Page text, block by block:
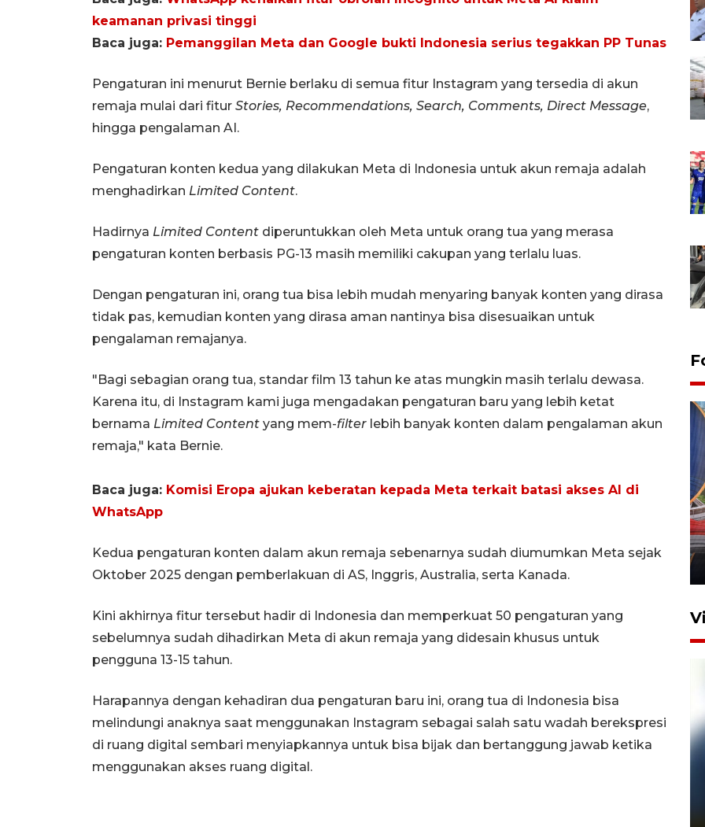
keamanan privasi tinggi
Baca juga: Pemanggilan Meta dan Google bukti Indonesia serius tegakkan PP Tunas
Pengaturan ini menurut Bernie berlaku di semua fitur Instagram yang tersedia di akun
remaja mulai dari fitur Stories, Recommendations, Search, Comments, Direct Message,
hingga pengalaman AI.
Pengaturan konten kedua yang dilakukan Meta di Indonesia untuk akun remaja adalah
menghadirkan Limited Content.
Hadirnya Limited Content diperuntukkan oleh Meta untuk orang tua yang merasa
pengaturan konten berbasis PG-13 masih memiliki cakupan yang terlalu luas.
Dengan pengaturan ini, orang tua bisa lebih mudah menyaring banyak konten yang dirasa
tidak pas, kemudian konten yang dirasa aman nantinya bisa disesuaikan untuk
pengalaman remajanya.
"Bagi sebagian orang tua, standar film 13 tahun ke atas mungkin masih terlalu dewasa.
Karena itu, di Instagram kami juga mengadakan pengaturan baru yang lebih ketat
bernama Limited Content yang mem-filter lebih banyak konten dalam pengalaman akun
remaja," kata Bernie.
Baca juga: Komisi Eropa ajukan keberatan kepada Meta terkait batasi akses AI di
WhatsApp
Kedua pengaturan konten dalam akun remaja sebenarnya sudah diumumkan Meta sejak
Oktober 2025 dengan pemberlakuan di AS, Inggris, Australia, serta Kanada.
Kini akhirnya fitur tersebut hadir di Indonesia dan memperkuat 50 pengaturan yang
sebelumnya sudah dihadirkan Meta di akun remaja yang didesain khusus untuk
pengguna 13-15 tahun.
Harapannya dengan kehadiran dua pengaturan baru ini, orang tua di Indonesia bisa
melindungi anaknya saat menggunakan Instagram sebagai salah satu wadah berekspresi
di ruang digital sembari menyiapkannya untuk bisa bijak dan bertanggung jawab ketika
menggunakan akses ruang digital.
Stasiun Bogor